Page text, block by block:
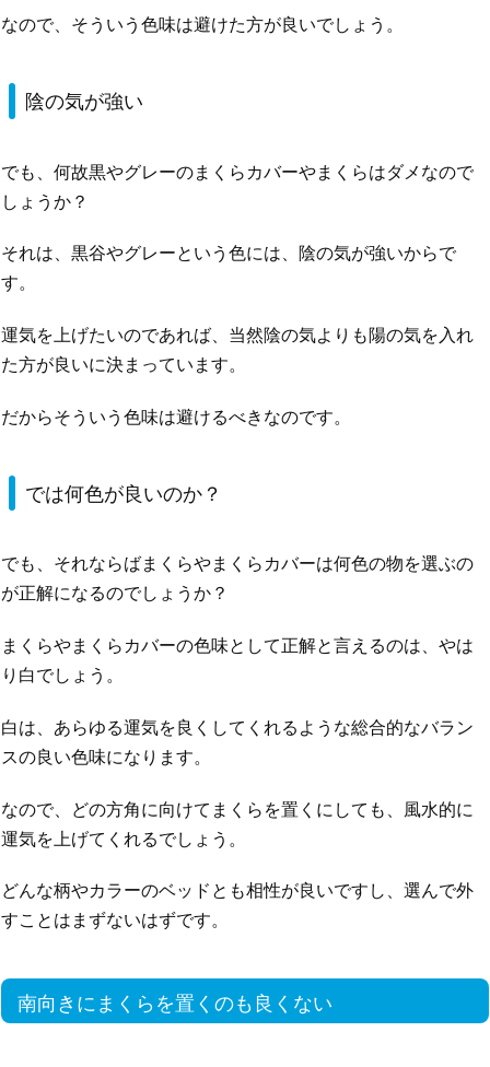
なので、そういう色味は避けた方が良いでしょう。
陰の気が強い
でも、何故黒やグレーのまくらカバーやまくらはダメなので
しょうか？
それは、黒谷やグレーという色には、陰の気が強いからで
す。
運気を上げたいのであれば、当然陰の気よりも陽の気を入れ
た方が良いに決まっています。
だからそういう色味は避けるべきなのです。
では何色が良いのか？
でも、それならばまくらやまくらカバーは何色の物を選ぶの
が正解になるのでしょうか？
まくらやまくらカバーの色味として正解と言えるのは、やは
り白でしょう。
白は、あらゆる運気を良くしてくれるような総合的なバラン
スの良い色味になります。
なので、どの方角に向けてまくらを置くにしても、風水的に
運気を上げてくれるでしょう。
どんな柄やカラーのベッドとも相性が良いですし、選んで外
すことはまずないはずです。
南向きにまくらを置くのも良くない